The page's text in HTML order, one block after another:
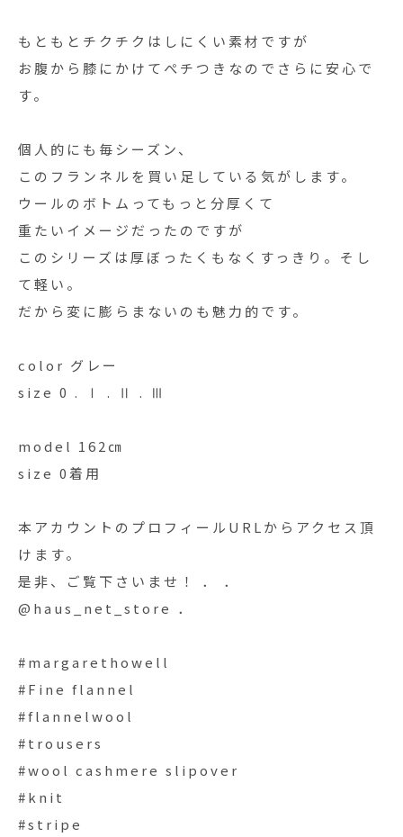
もともとチクチクはしにくい素材ですが
お腹から膝にかけてぺチつきなのでさらに安心で
す。
個人的にも毎シーズン、
このフランネルを買い足している気がします。
ウールのボトムってもっと分厚くて
重たいイメージだったのですが
このシリーズは厚ぼったくもなくすっきり。そし
て軽い。
だから変に膨らまないのも魅力的です。
color グレー
size 0 . Ⅰ . Ⅱ . Ⅲ
model 162㎝
size 0着用
本アカウントのプロフィールURLからアクセス頂
けます。
是非、ご覧下さいませ！ ． ．
@haus_net_store ．
#margarethowell
#Fine flannel
#flannelwool
#trousers
#wool cashmere slipover
#knit
#stripe